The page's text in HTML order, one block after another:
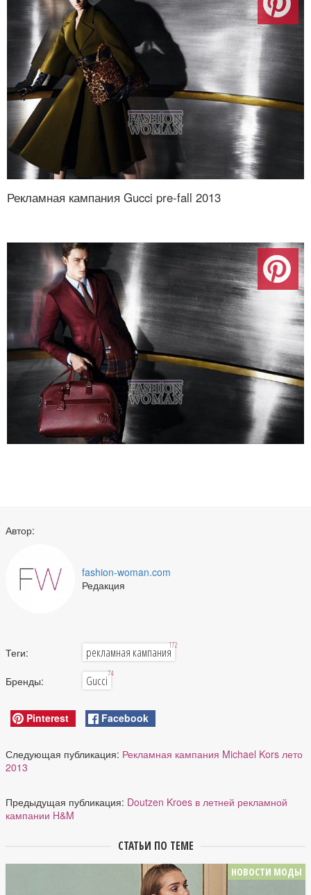
Рекламная кампания Gucci pre-fall 2013
Автор:
fashion-woman.com
Редакция
Теги: рекламная кампания172
Бренды: Gucci74
Pinterest Facebook
Следующая публикация: Рекламная кампания Michael Kors лето
2013
Предыдущая публикация: Doutzen Kroes в летней рекламной
кампании H&M
СТАТЬИ ПО ТЕМЕ
НОВОСТИ МОДЫ